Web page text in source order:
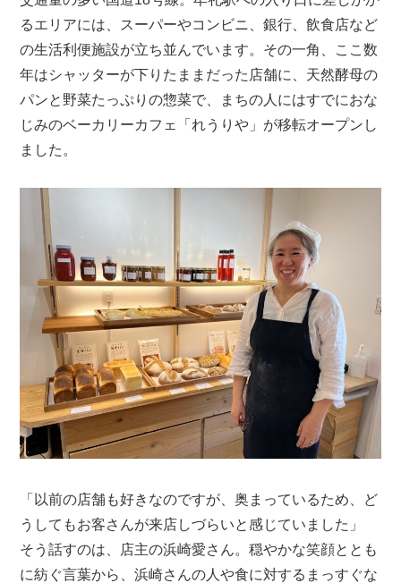
るエリアには、スーパーやコンビニ、銀行、飲食店など
の生活利便施設が立ち並んでいます。その一角、ここ数
年はシャッターが下りたままだった店舗に、天然酵母の
パンと野菜たっぷりの惣菜で、まちの人にはすでにおな
じみのベーカリーカフェ「れうりや」が移転オープンし
ました。
「以前の店舗も好きなのですが、奥まっているため、ど
うしてもお客さんが来店しづらいと感じていました」
そう話すのは、店主の浜崎愛さん。穏やかな笑顔ととも
に紡ぐ言葉から、浜崎さんの人や食に対するまっすぐな